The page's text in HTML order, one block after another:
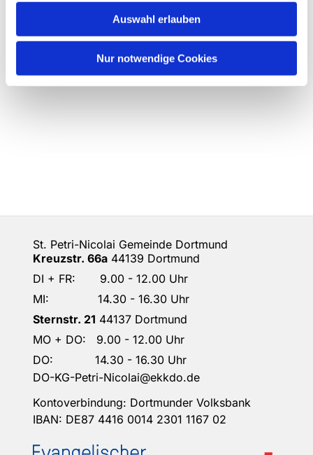
Auswahl erlauben
Nur notwendige Cookies
St. Petri-Nicolai Gemeinde Dortmund
Kreuzstr. 66a 44139 Dortmund
DI + FR: 9.00 - 12.00 Uhr
MI: 14.30 - 16.30 Uhr
Sternstr. 21 44137 Dortmund
MO + DO: 9.00 - 12.00 Uhr
DO: 14.30 - 16.30 Uhr
DO-KG-Petri-Nicolai@ekkdo.de
Kontoverbindung: Dortmunder Volksbank
IBAN: DE87 4416 0014 2301 1167 02